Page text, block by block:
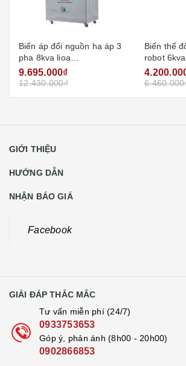
Biến áp đổi nguồn hạ áp 3
pha 8kva lioa
3k800m2dh5yc (loại cách
ly)
9.695.000₫
12.430.000₫
Biến thế
robot 6kva
GIỚI THIỆU
HƯỚNG DẪN
NHẬN BÁO GIÁ
Facebook
GIẢI ĐÁP THẮC MẮC
Tư vấn miễn phí (24/7)
0933753653
Góp ý, phản ánh (8h00 - 20h00)
0902866853